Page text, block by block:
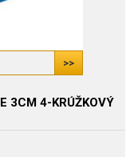
3CM 4-KRÚŽKOVÝ